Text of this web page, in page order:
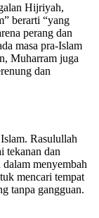
Hijriyah,
berarti “yang
perang dan
masa pra-Islam
Muharram juga
dan
Rasulullah
tekanan dan
menyembah
mencari tempat
tanpa gangguan.